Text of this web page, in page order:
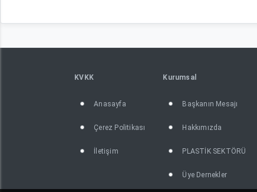
KVKK
Anasayfa
Çerez Politikası
İletişim
Kurumsal
Başkanın Mesajı
Hakkımızda
PLASTİK SEKTÖRÜ
Üye Dernekler